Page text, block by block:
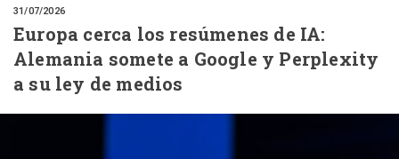
31/07/2026
Europa cerca los resúmenes de IA:
Alemania somete a Google y Perplexity
a su ley de medios